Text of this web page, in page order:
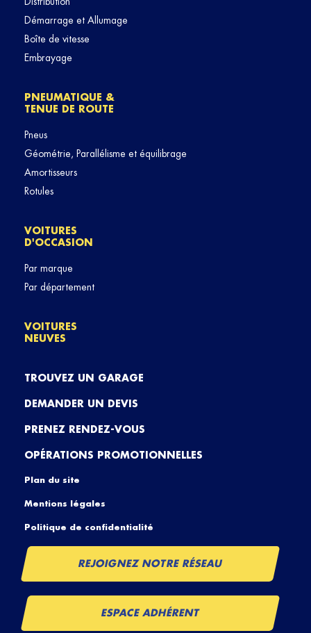
Démarrage et Allumage
Boîte de vitesse
Embrayage
PNEUMATIQUE &
TENUE DE ROUTE
Pneus
Géométrie, Parallélisme et équilibrage
Amortisseurs
Rotules
VOITURES
D'OCCASION
Par marque
Par département
VOITURES
NEUVES
TROUVEZ UN GARAGE
DEMANDER UN DEVIS
PRENEZ RENDEZ-VOUS
OPÉRATIONS PROMOTIONNELLES
Plan du site
Mentions légales
Politique de confidentialité
REJOIGNEZ NOTRE RÉSEAU
ESPACE ADHÉRENT